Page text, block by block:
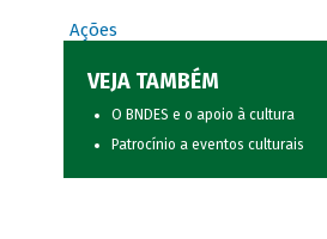
Ações
VEJA TAMBÉM
O BNDES e o apoio à cultura
Patrocínio a eventos culturais